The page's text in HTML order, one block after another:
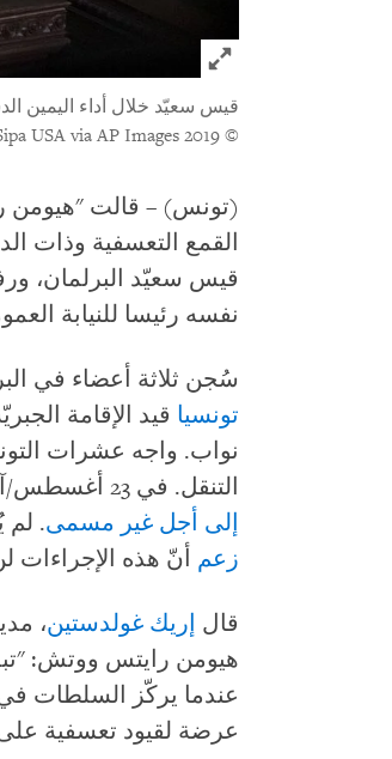
Click to expand Image
قيس سعيّد خلال أداء اليمين الدستورية في
© 2019 Nicolas Fauque/Images de Tunisie/Abaca/Sipa USA via AP Images
(تونس) – قالت "هيومن
قيس سعيّد البرلمان،
نفسه رئيسا للنيابة
سُجن ثلاثة أعضاء في
تونسيا قيد الإقامة
نواب. واجه عشرات
التنقل. في 23 أغسطس/آب، مدّد سعيّد السلطات الاستثنائية التي منحها لنفسه
إلى أجل غير مسمى. لم
زعم أنّ هذه
قال إريك غولدستين،
هيومن رايتس ووتش:
عندما يركّز السلطات في
عرضة لقيود تعسفية